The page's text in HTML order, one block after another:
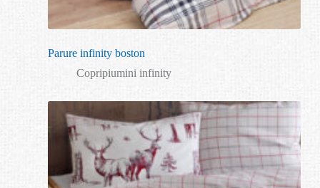
Parure infinity boston
Copripiumini infinity